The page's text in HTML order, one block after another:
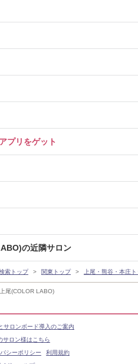
尾(COLOR LABO)
プリをゲット
の近隣サロン
索トップ 関東トップ 上尾・熊谷・本庄
ロンボード導入のご案内
サロン様はこちら
シーポリシー
利用規約